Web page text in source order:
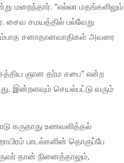
மறைந்தார். “எல்லா மதங்களிலும்
சைவ சமயத்தில் பல்வேறு
சனாதானவாதிகள் அவரை
இன்றளவும் செயல்பட்டு வரும்
பாடல்களின் தொகுப்பே
தான் நினைத்தாலும்,